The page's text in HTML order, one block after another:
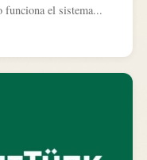
funciona el sistema...